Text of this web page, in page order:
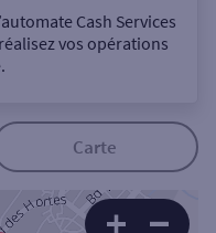
Cash Services
vos opérations
Carte